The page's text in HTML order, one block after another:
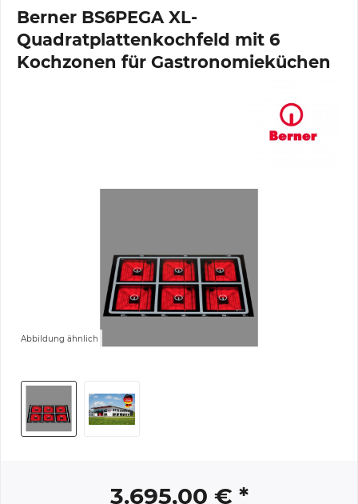
Berner BS6PEGA XL-
Quadratplattenkochfeld mit 6
Kochzonen für Gastronomieküchen
Abbildung ähnlich
3.695,00 € *